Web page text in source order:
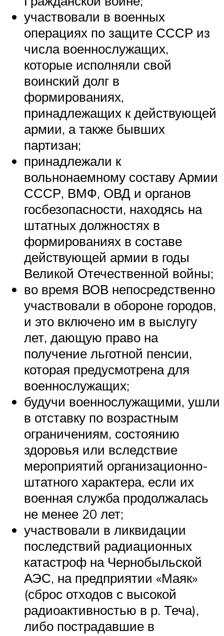
участвовали в военных
операциях по защите СССР из
числа военнослужащих,
которые исполняли свой
воинский долг в
формированиях,
принадлежащих к действующей
армии, а также бывших
партизан;
принадлежали к
вольнонаемному составу Армии
СССР, ВМФ, ОВД и органов
госбезопасности, находясь на
штатных должностях в
формированиях в составе
действующей армии в годы
Великой Отечественной войны;
во время ВОВ непосредственно
участвовали в обороне городов,
и это включено им в выслугу
лет, дающую право на
получение льготной пенсии,
которая предусмотрена для
военнослужащих;
будучи военнослужащими, ушли
в отставку по возрастным
ограничениям, состоянию
здоровья или вследствие
мероприятий организационно-
штатного характера, если их
военная служба продолжалась
не менее 20 лет;
участвовали в ликвидации
последствий радиационных
катастроф на Чернобыльской
АЭС, на предприятии «Маяк»
(сброс отходов с высокой
радиоактивностью в р. Теча),
либо пострадавшие в